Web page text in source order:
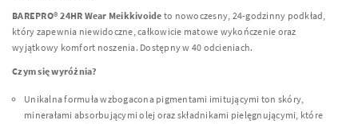
BAREPRO® 24HR Wear Meikkivoide to nowoczesny, 24-godzinny podkład,
który zapewnia niewidoczne, całkowicie matowe wykończenie oraz
wyjątkowy komfort noszenia. Dostępny w 40 odcieniach.
Czym się wyróżnia?
Unikalna formuła wzbogacona pigmentami imitującymi ton skóry,
minerałami absorbującymi olej oraz składnikami pielęgnującymi, które